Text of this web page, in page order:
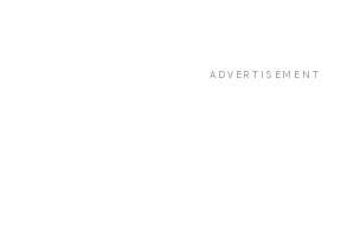
ADVERTISEMENT